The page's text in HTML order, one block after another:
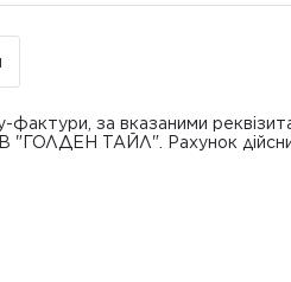
фактури, за вказаними
"ГОЛДЕН ТАЙЛ". Рахунок